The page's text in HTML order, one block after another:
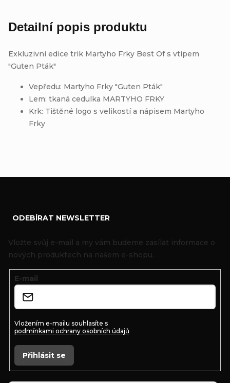
Detailní popis produktu
Exkluzivní edice trik Martyho Frky Best Of s vtipem
"Guten Pták"
Vepředu: Martyho Frky "Guten Pták"
Lem: tkaná cedulka MARTYHO FRKY
Krk: Tištěné logo s velikostí a nápisem Martyho
Frky
ODEBÍRAT NEWSLETTER
Vložte svůj e-mail a my vám budeme zasílat informace o
nových produktech na našem e-shopu.
E-mail
Vložením e-mailu souhlasíte s
podmínkami ochrany osobních údajů
Přihlásit se